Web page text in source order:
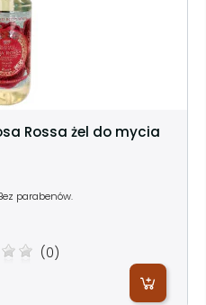
Rossa żel do mycia
parabenów.
(0)